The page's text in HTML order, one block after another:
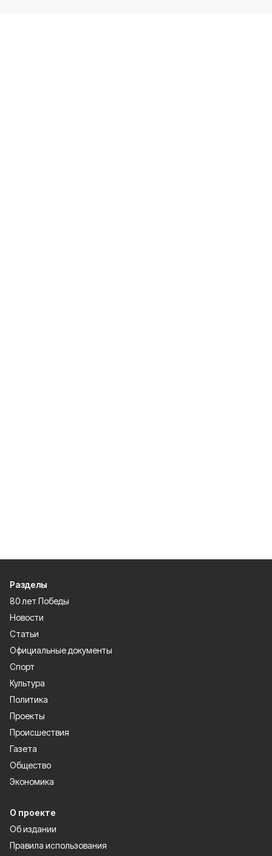
Разделы
80 лет Победы
Новости
Статьи
Официальные документы
Спорт
Культура
Политика
Проекты
Происшествия
Газета
Общество
Экономика
О проекте
Об издании
Правила использования